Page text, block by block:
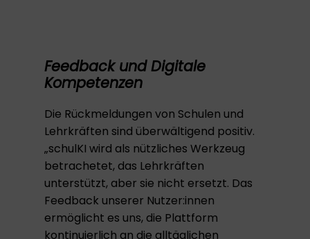
Feedback und Digitale
Kompetenzen
Die Rückmeldungen von Schulen und
Lehrkräften sind überwältigend positiv.
„schulKI wird als nützliches Werkzeug
betrachetet, das Lehrkräften
unterstützt, aber sie nicht ersetzt. Das
Feedback unserer Nutzer:innen
ermöglicht es uns, die Plattform
kontinuierlich an die alltäglichen